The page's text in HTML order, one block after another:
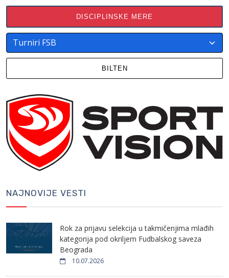
DISCIPLINSKE MERE
BILTEN
NAJNOVIJE VESTI
Rok za prijavu selekcija u takmičenjima mlađih
kategorija pod okriljem Fudbalskog saveza
Beograda
10.07.2026